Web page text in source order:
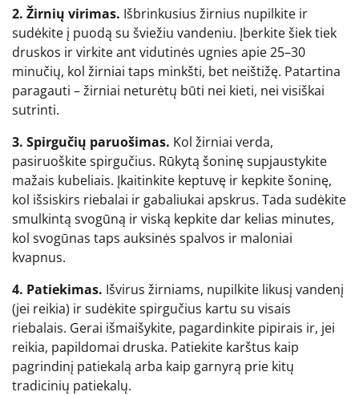
2. Žirnių virimas. Išbrinkusius žirnius nupilkite ir
sudėkite į puodą su šviežiu vandeniu. Įberkite šiek tiek
druskos ir virkite ant vidutinės ugnies apie 25–30
minučių, kol žirniai taps minkšti, bet neištižę. Patartina
paragauti – žirniai neturėtų būti nei kieti, nei visiškai
sutrinti.
3. Spirgučių paruošimas. Kol žirniai verda,
pasiruoškite spirgučius. Rūkytą šoninę supjaustykite
mažais kubeliais. Įkaitinkite keptuvę ir kepkite šoninę,
kol išsiskirs riebalai ir gabaliukai apskrus. Tada sudėkite
smulkintą svogūną ir viską kepkite dar kelias minutes,
kol svogūnas taps auksinės spalvos ir maloniai
kvapnus.
4. Patiekimas. Išvirus žirniams, nupilkite likusį vandenį
(jei reikia) ir sudėkite spirgučius kartu su visais
riebalais. Gerai išmaišykite, pagardinkite pipirais ir, jei
reikia, papildomai druska. Patiekite karštus kaip
pagrindinį patiekalą arba kaip garnyrą prie kitų
tradicinių patiekalų.